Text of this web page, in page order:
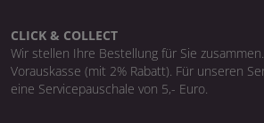
CLICK & COLLECT
Wir stellen Ihre Bestellung für Sie
Vorauskasse (mit 2% Rabatt). Für unseren
eine Servicepauschale von 5,- Euro.